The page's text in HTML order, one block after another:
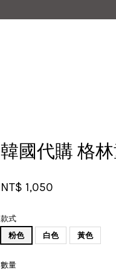
韓國代購 格
NT$ 1,050
款式
粉色
白色 黃色
數量